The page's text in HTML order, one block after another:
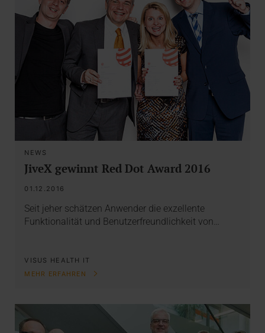
NEWS
JiveX gewinnt Red Dot Award 2016
01.12.2016
Seit jeher schätzen Anwender die exzellente
Funktionalität und Benutzerfreundlichkeit von…
VISUS HEALTH IT
MEHR ERFAHREN